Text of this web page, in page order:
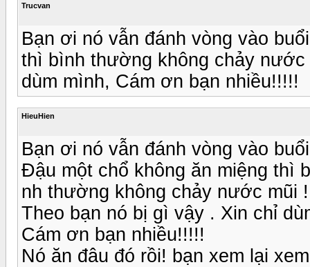
Trucvan
Bạn ơi nó vẫn đánh vòng vào
thì bình thường không chảy
dùm mình, Cám ơn bạn nhiều!!!!!
HieuHien
Bạn ơi nó vẫn đánh vòng vào
Đậu một chổ không ăn miệng thì
nh thường không chảy nước mũi
Theo bạn nó bị gì vậy . Xin chỉ
Cám ơn bạn nhiều!!!!!
Nó ăn đâu đó rồi! bạn xem lại